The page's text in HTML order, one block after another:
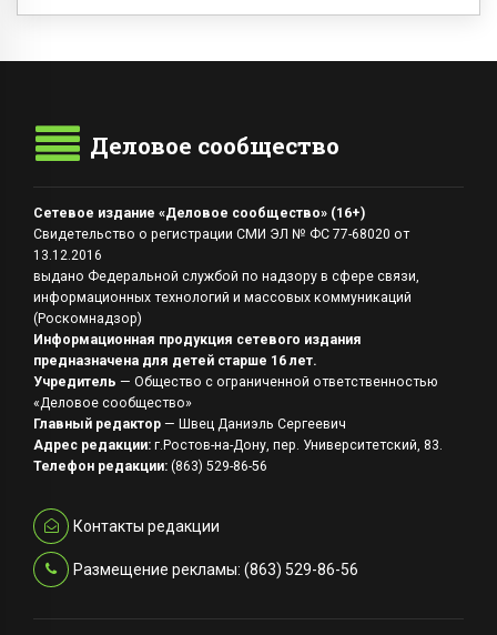
Деловое сообщество
Сетевое издание «Деловое сообщество» (16+)
Свидетельство о регистрации СМИ ЭЛ № ФС 77-68020 от
13.12.2016
выдано Федеральной службой по надзору в сфере связи,
информационных технологий и массовых коммуникаций
(Роскомнадзор)
Информационная продукция сетевого издания
предназначена для детей старше 16 лет.
Учредитель — Общество с ограниченной ответственностью
«Деловое сообщество»
Главный редактор — Швец Даниэль Сергеевич
Адрес редакции: г.Ростов-на-Дону, пер. Университетский, 83.
Телефон редакции: (863) 529-86-56
Контакты редакции
Размещение рекламы: (863) 529-86-56